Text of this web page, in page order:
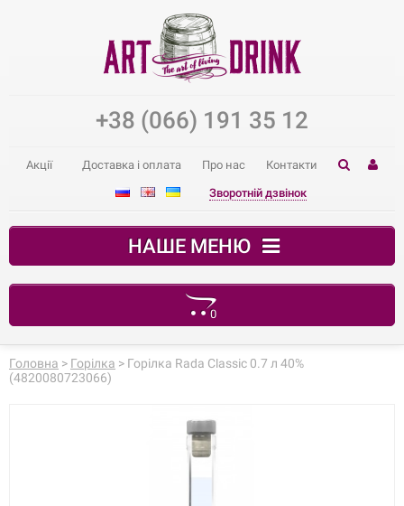
+38 (066) 191 35 12
Акції Доставка і оплата Про нас Контакти
Зворотній дзвінок
НАШЕ МЕНЮ
0
Ваш кошик порожній
Головна > Горілка > Горілка Rada Classic 0.7 л 40%
(4820080723066)